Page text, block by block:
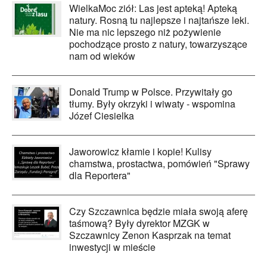
WielkaMoc ziół: Las jest apteką! Apteką
natury. Rosną tu najlepsze i najtańsze leki.
Nie ma nic lepszego niż pożywienie
pochodzące prosto z natury, towarzyszące
nam od wieków
Donald Trump w Polsce. Przywitały go
tłumy. Były okrzyki i wiwaty - wspomina
Józef Ciesielka
Jaworowicz kłamie i kopie! Kulisy
chamstwa, prostactwa, pomówień "Sprawy
dla Reportera"
Czy Szczawnica będzie miała swoją aferę
taśmową? Były dyrektor MZGK w
Szczawnicy Zenon Kasprzak na temat
inwestycji w mieście